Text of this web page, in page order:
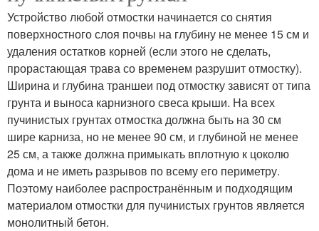
Простая отмостка
Устройство любой отмостки начинается со снятия
поверхностного слоя почвы на глубину не менее 15 см и
удаления остатков корней (если этого не сделать,
прорастающая трава со временем разрушит отмостку).
Ширина и глубина траншеи под отмостку зависят от типа
грунта и выноса карнизного свеса крыши. На всех
пучинистых грунтах отмостка должна быть на 30 см
шире карниза, но не менее 90 см, и глубиной не менее
25 см, а также должна примыкать вплотную к цоколю
дома и не иметь разрывов по всему его периметру.
Поэтому наиболее распространённым и подходящим
материалом отмостки для пучинистых грунтов является
монолитный бетон.